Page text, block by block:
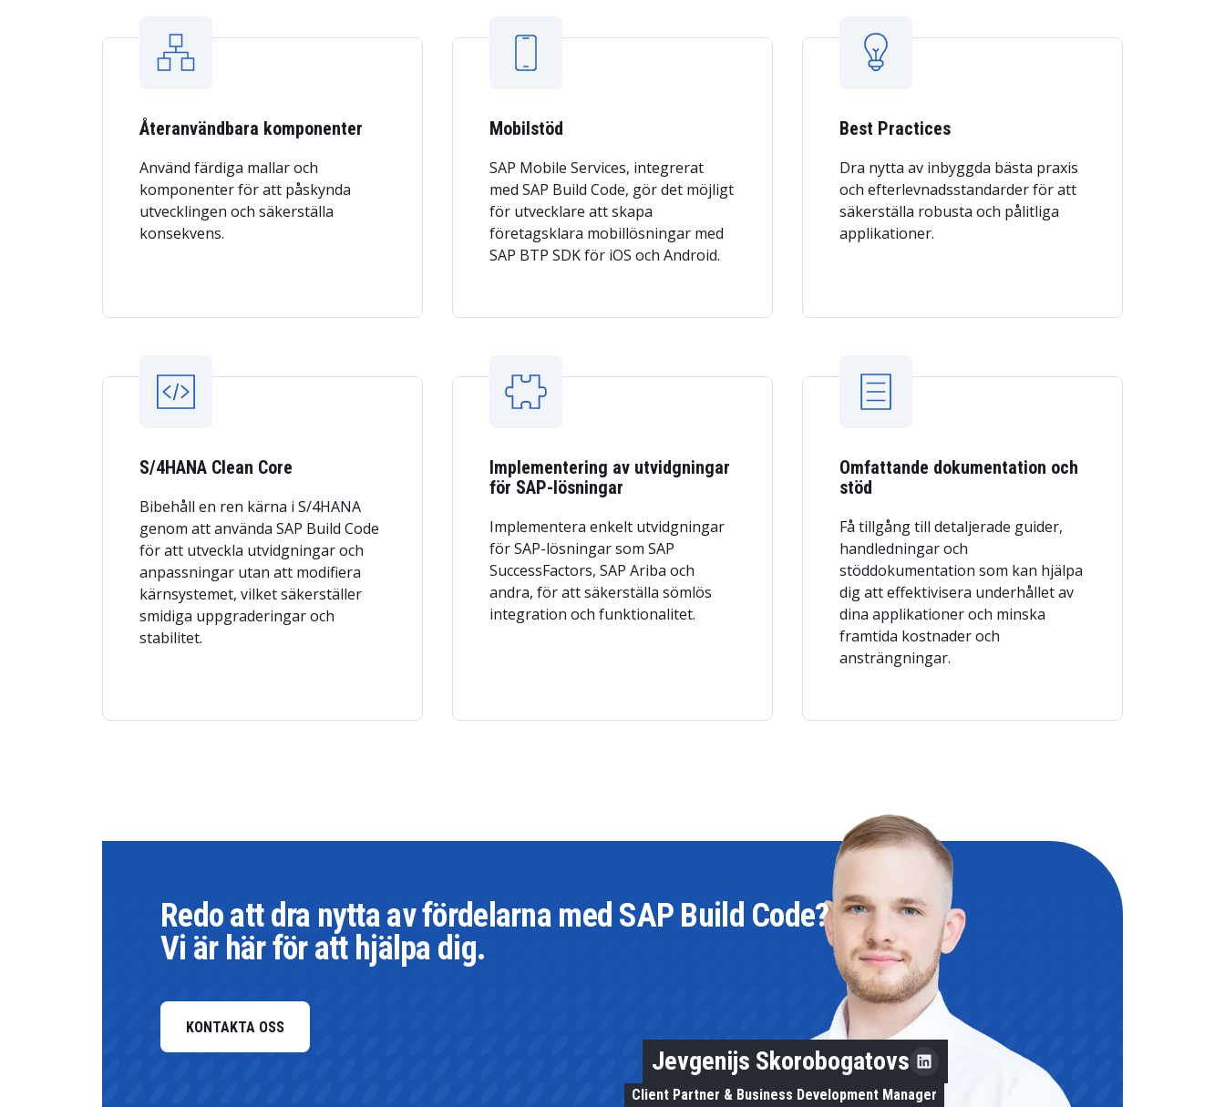
Återanvändbara komponenter
Använd färdiga mallar och
komponenter för att påskynda
utvecklingen och säkerställa
konsekvens.
Mobilstöd
SAP Mobile Services, integrerat
med SAP Build Code, gör det möjligt
för utvecklare att skapa
företagsklara mobillösningar med
SAP BTP SDK för iOS och Android.
Best Practices
Dra nytta av inbyggda bästa praxis
och efterlevnadsstandarder för att
säkerställa robusta och pålitliga
applikationer.
S/4HANA Clean Core
Bibehåll en ren kärna i S/4HANA
genom att använda SAP Build Code
för att utveckla utvidgningar och
anpassningar utan att modifiera
kärnsystemet, vilket säkerställer
smidiga uppgraderingar och
stabilitet.
Implementering av utvidgningar
för SAP-lösningar
Implementera enkelt utvidgningar
för SAP-lösningar som SAP
SuccessFactors, SAP Ariba och
andra, för att säkerställa sömlös
integration och funktionalitet.
Omfattande dokumentation och
stöd
Få tillgång till detaljerade guider,
handledningar och
stöddokumentation som kan hjälpa
dig att effektivisera underhållet av
dina applikationer och minska
framtida kostnader och
ansträngningar.
Redo att dra nytta av fördelarna med SAP Build Code?
Vi är här för att hjälpa dig.
KONTAKTA OSS
Jevgenijs Skorobogatovs
Client Partner & Business Development Manager